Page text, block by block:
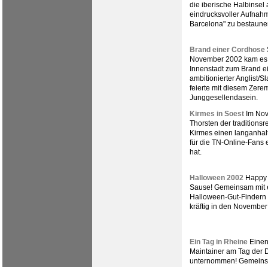
die iberische Halbinsel
eindrucksvoller
Barcelona" zu
Brand einer Cordhose
November 2002 kam
Innenstadt zum Brand
ambitionierter Anglist/
feierte mit diesem
Junggesellendasein.
Kirmes in Soest Im
Thorsten der
Kirmes einen
für die TN-Online-Fans
hat.
Halloween 2002
Sause! Gemeinsam
Halloween-Gut-
kräftig in den
Ein Tag in Rheine
Maintainer am Tag der
unternommen!